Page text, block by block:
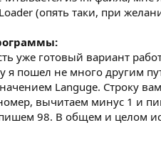
(опять таки, при
уже готовый вариант
я пошел не много другим
Languge. Строку
вычитаем минус 1 и
98. В общем и целом